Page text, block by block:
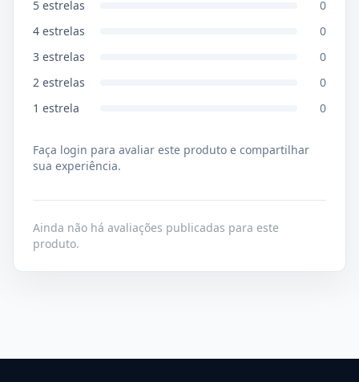
5 estrelas
0
4 estrelas
0
3 estrelas
0
2 estrelas
0
1 estrela 0
Faça login para avaliar este produto e compartilhar
sua experiência.
Ainda não há avaliações publicadas para este
produto.